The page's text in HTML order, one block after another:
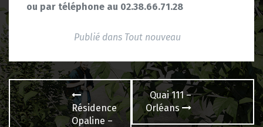
ou par téléphone au 02.38.66.71.28
Publié dans Tout nouveau
Navigation
des
Résidence
Opaline –
Quai 111 –
Orléans